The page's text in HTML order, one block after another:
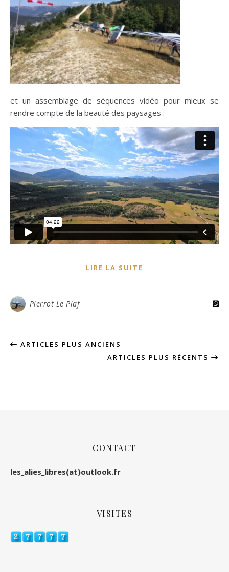
et un assemblage de séquences vidéo pour mieux se
rendre compte de la beauté des paysages :
LIRE LA SUITE
Pierrot Le Piaf
ARTICLES PLUS ANCIENS
ARTICLES PLUS RÉCENTS
CONTACT
les_alies_libres(at)outlook.fr
VISITES